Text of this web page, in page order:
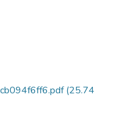
(25.74